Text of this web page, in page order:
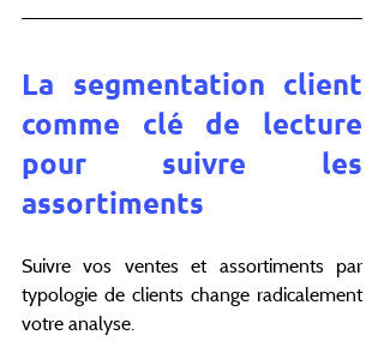
La segmentation client
comme clé de lecture
pour suivre les
assortiments
Suivre vos ventes et assortiments par
typologie de clients change radicalement
votre analyse.